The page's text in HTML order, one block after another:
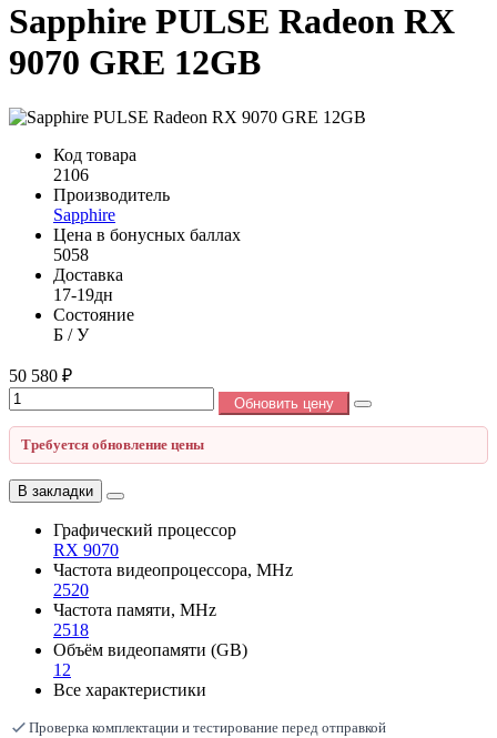
Sapphire PULSE Radeon RX
9070 GRE 12GB
Код товара
2106
Производитель
Sapphire
Цена в бонусных баллах
5058
Доставка
17-19дн
Состояние
Б / У
50 580 ₽
Обновить цену
Требуется обновление цены
В закладки
Графический процессор
RX 9070
Частота видеопроцессора, MHz
2520
Частота памяти, MHz
2518
Объём видеопамяти (GB)
12
Все характеристики
Проверка комплектации и тестирование перед отправкой